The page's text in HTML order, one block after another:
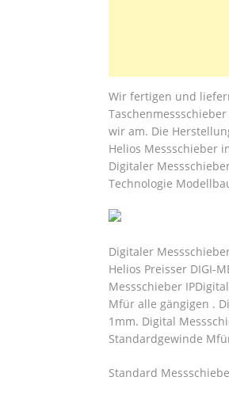
Wir fertigen und
wir am. Die
Helios Messschieber
Digitaler
Technologie
Digitaler
Helios Preisser DIGI-
Messschieber
Mfür alle gängigen .
1mm. Digital
Standardgewinde
Standard